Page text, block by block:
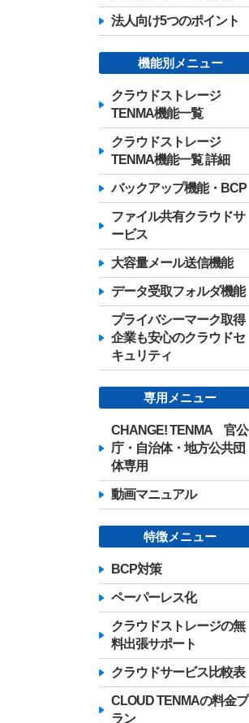
法人向け5つのポイント
機能別メニュー
クラウドストレージ
TENMA機能一覧
クラウドストレージ
TENMA機能一覧 詳細
バックアップ機能・BCP
ファイル共有クラウドサ
ービス
大容量メール送信機能
データ受取フォルダ機能
プライバシーマーク取得
企業も安心のクラウドセ
キュリティ
専用メニュー
CHANGE! TENMA 官公
庁・自治体・地方公共団
体専用
動画マニュアル
特徴メニュー
BCP対策
ペーパーレス化
クラウドストレージの無
料出張サポート
クラウドサービス比較表
CLOUD TENMAの料金プ
ラン